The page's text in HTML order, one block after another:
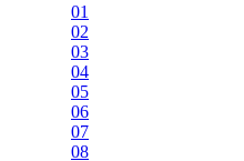
01
02
03
04
05
06
07
08